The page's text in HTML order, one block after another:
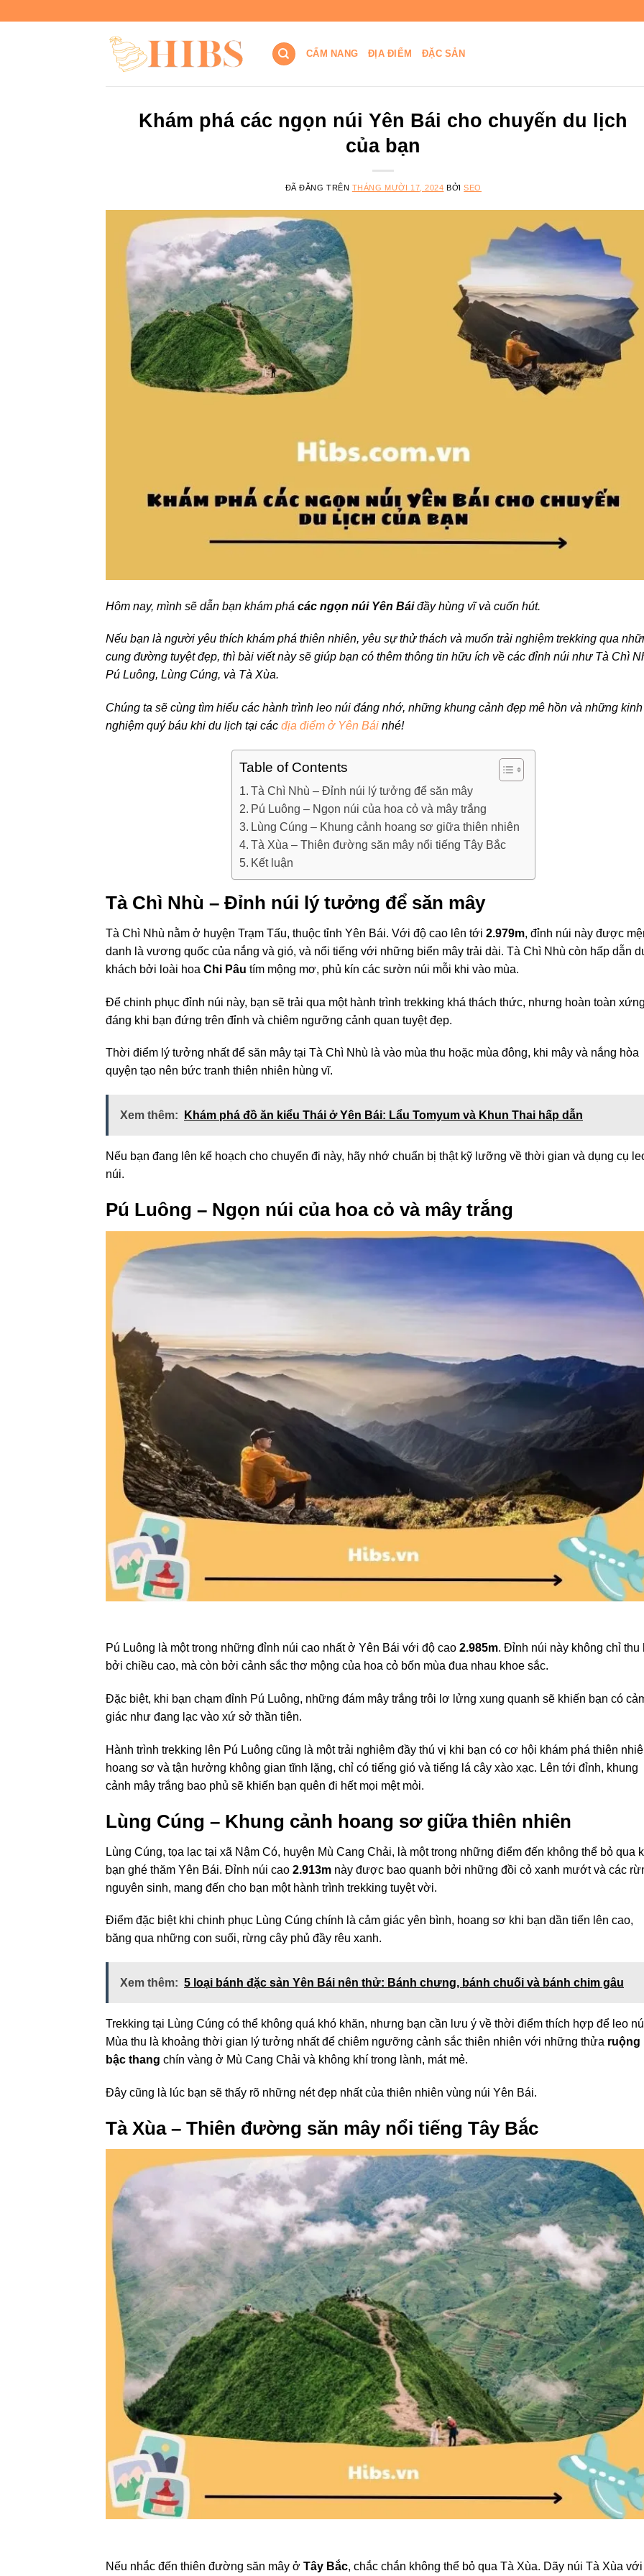
CẨM NANG ĐỊA ĐIỂM ĐẶC SẢN
Khám phá các ngọn núi Yên Bái cho chuyến du lịch
của bạn
ĐÃ ĐĂNG TRÊN THÁNG MƯỜI 17, 2024 BỞISEO
Hôm nay, mình sẽ dẫn bạn khám phá các ngọn núi Yên Báiđầy hùng vĩ và cuốn hút.
Nếu bạn là người yêu thích khám phá thiên nhiên, yêu sự thử thách và muốn trải nghiệm trekking qua
cung đường tuyệt đẹp, thì bài viết này sẽ giúp bạn có thêm thông tin hữu ích về các đỉnh núi như Tà Chì
Pú Luông, Lùng Cúng, và Tà Xùa.
Chúng ta sẽ cùng tìm hiểu các hành trình leo núi đáng nhớ, những khung cảnh đẹp mê hồn và những kinh
nghiệm quý báu khi du lịch tại các địa điểm ở Yên Bái nhé!
Table of Contents
Tà Chì Nhù – Đỉnh núi lý tưởng để săn mây
Pú Luông – Ngọn núi của hoa cỏ và mây trắng
Lùng Cúng – Khung cảnh hoang sơ giữa thiên nhiên
Tà Xùa – Thiên đường săn mây nổi tiếng Tây Bắc
Kết luận
Tà Chì Nhù – Đỉnh núi lý tưởng để săn mây
Tà Chì Nhù nằm ở huyện Trạm Tấu, thuộc tỉnh Yên Bái. Với độ cao lên tới 2.979m, đỉnh núi này được
danh là vương quốc của nắng và gió, và nổi tiếng với những biển mây trải dài. Tà Chì Nhù còn hấp dẫn
khách bởi loài hoa Chi Pâu tím mộng mơ, phủ kín các sườn núi mỗi khi vào mùa.
Để chinh phục đỉnh núi này, bạn sẽ trải qua một hành trình trekking khá thách thức, nhưng hoàn toàn
đáng khi bạn đứng trên đỉnh và chiêm ngưỡng cảnh quan tuyệt đẹp.
Thời điểm lý tưởng nhất để săn mây tại Tà Chì Nhù là vào mùa thu hoặc mùa đông, khi mây và nắng hòa
quyện tạo nên bức tranh thiên nhiên hùng vĩ.
Xem thêm: Khám phá đồ ăn kiểu Thái ở Yên Bái: Lẩu Tomyum và Khun Thai hấp dẫn
Nếu bạn đang lên kế hoạch cho chuyến đi này, hãy nhớ chuẩn bị thật kỹ lưỡng về thời gian và dụng cụ
núi.
Pú Luông – Ngọn núi của hoa cỏ và mây trắng
Pú Luông là một trong những đỉnh núi cao nhất ở Yên Bái với độ cao 2.985m. Đỉnh núi này không chỉ thu
bởi chiều cao, mà còn bởi cảnh sắc thơ mộng của hoa cỏ bốn mùa đua nhau khoe sắc.
Đặc biệt, khi bạn chạm đỉnh Pú Luông, những đám mây trắng trôi lơ lửng xung quanh sẽ khiến bạn có
giác như đang lạc vào xứ sở thần tiên.
Hành trình trekking lên Pú Luông cũng là một trải nghiệm đầy thú vị khi bạn có cơ hội khám phá thiên
hoang sơ và tận hưởng không gian tĩnh lặng, chỉ có tiếng gió và tiếng lá cây xào xạc. Lên tới đỉnh, khung
cảnh mây trắng bao phủ sẽ khiến bạn quên đi hết mọi mệt mỏi.
Lùng Cúng – Khung cảnh hoang sơ giữa thiên nhiên
Lùng Cúng, tọa lạc tại xã Nậm Có, huyện Mù Cang Chải, là một trong những điểm đến không thể bỏ qua
bạn ghé thăm Yên Bái. Đỉnh núi cao 2.913m này được bao quanh bởi những đồi cỏ xanh mướt và các
nguyên sinh, mang đến cho bạn một hành trình trekking tuyệt vời.
Điểm đặc biệt khi chinh phục Lùng Cúng chính là cảm giác yên bình, hoang sơ khi bạn dần tiến lên cao,
băng qua những con suối, rừng cây phủ đầy rêu xanh.
Xem thêm: 5 loại bánh đặc sản Yên Bái nên thử: Bánh chưng, bánh chuối và bánh chim gâu
Trekking tại Lùng Cúng có thể không quá khó khăn, nhưng bạn cần lưu ý về thời điểm thích hợp để leo
Mùa thu là khoảng thời gian lý tưởng nhất để chiêm ngưỡng cảnh sắc thiên nhiên với những thửa ruộng
bậc thang chín vàng ở Mù Cang Chải và không khí trong lành, mát mẻ.
Đây cũng là lúc bạn sẽ thấy rõ những nét đẹp nhất của thiên nhiên vùng núi Yên Bái.
Tà Xùa – Thiên đường săn mây nổi tiếng Tây Bắc
Nếu nhắc đến thiên đường săn mây ở Tây Bắc, chắc chắn không thể bỏ qua Tà Xùa. Dãy núi Tà Xùa